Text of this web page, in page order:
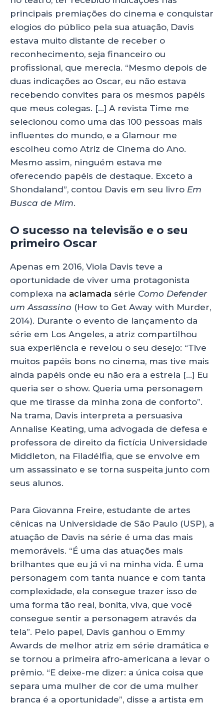
principais premiações do cinema e conquistar
elogios do público pela sua atuação, Davis
estava muito distante de receber o
reconhecimento, seja financeiro ou
profissional, que merecia. “Mesmo depois de
duas indicações ao Oscar, eu não estava
recebendo convites para os mesmos papéis
que meus colegas. […] A revista Time me
selecionou como uma das 100 pessoas mais
influentes do mundo, e a Glamour me
escolheu como Atriz de Cinema do Ano.
Mesmo assim, ninguém estava me
oferecendo papéis de destaque. Exceto a
Shondaland”, contou Davis em seu livro Em
Busca de Mim.
O sucesso na televisão e o seu
primeiro Oscar
Apenas em 2016, Viola Davis teve a
oportunidade de viver uma protagonista
complexa na aclamada série Como Defender
um Assassino (How to Get Away with Murder,
2014). Durante o evento de lançamento da
série em Los Angeles, a atriz compartilhou
sua experiência e revelou o seu desejo: “Tive
muitos papéis bons no cinema, mas tive mais
ainda papéis onde eu não era a estrela […] Eu
queria ser o show. Queria uma personagem
que me tirasse da minha zona de conforto”.
Na trama, Davis interpreta a persuasiva
Annalise Keating, uma advogada de defesa e
professora de direito da fictícia Universidade
Middleton, na Filadélfia, que se envolve em
um assassinato e se torna suspeita junto com
seus alunos.
Para Giovanna Freire, estudante de artes
cênicas na Universidade de São Paulo (USP), a
atuação de Davis na série é uma das mais
memoráveis. “É uma das atuações mais
brilhantes que eu já vi na minha vida. É uma
personagem com tanta nuance e com tanta
complexidade, ela consegue trazer isso de
uma forma tão real, bonita, viva, que você
consegue sentir a personagem através da
tela”. Pelo papel, Davis ganhou o Emmy
Awards de melhor atriz em série dramática e
se tornou a primeira afro-americana a levar o
prêmio. “E deixe-me dizer: a única coisa que
separa uma mulher de cor de uma mulher
branca é a oportunidade”, disse a artista em